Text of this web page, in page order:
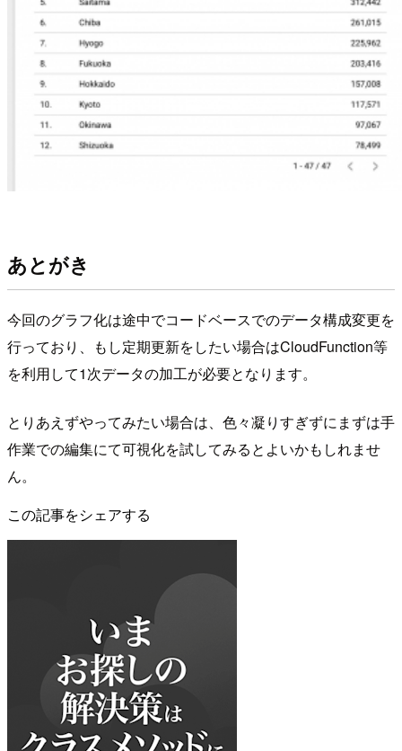
あとがき
今回のグラフ化は途中でコードベースでのデータ構成変更を
行っており、もし定期更新をしたい場合はCloudFunction等
を利用して1次データの加工が必要となります。
とりあえずやってみたい場合は、色々凝りすぎずにまずは手
作業での編集にて可視化を試してみるとよいかもしれませ
ん。
この記事をシェアする